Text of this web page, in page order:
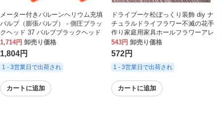
メーター付きバルーンヘリウム充填
バルブ（膨張バルブ） - 側圧ブラッ
クヘッド 37 バルブブラックヘッド
口ヘリウム減圧バルブ
1,714円 卸売り価格
1,804円
1 - 3営業日で出荷され
カートに追加
ドライブーケ松ぼっくり装飾 diy ナ
チュラルドライフラワー不滅の花手
作り家庭用家具ホールフラワーアレ
ンジメントポール松ぼっくり
543円 卸売り価格
572円
1 - 3営業日で出荷され
カートに追加